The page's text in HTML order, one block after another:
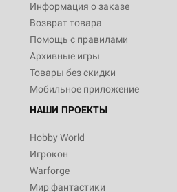
Информация о заказе
Возврат товара
Помощь с правилами
Архивные игры
Товары без скидки
Мобильное приложение
НАШИ ПРОЕКТЫ
Hobby World
Игрокон
Warforge
Мир фантастики